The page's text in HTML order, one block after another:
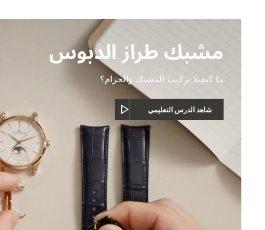
مشبك طراز الدبوس
ما كيفية تركيب المشبك والحزام؟
شاهد الدرس التعليمي